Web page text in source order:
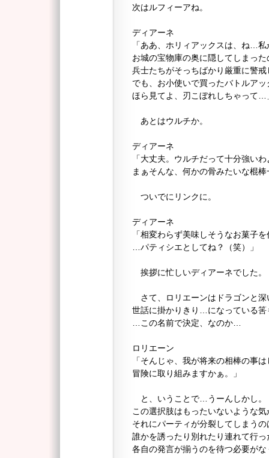
次はルフィーアね。
ディアーネ
「ああ、ホリィアックスは、ね…
お城の宝物庫の奥に隠してしまった
兵士たちがそっちばかり厳重に警
でも、お小使いで買ったバトルア
ほら見てよ、刃こぼれしちゃって…
あとはウルチか。
ディアーネ
「大丈夫。ウルチだって十分強い
まぁそんな、何かの骨みたいな棍
ついでにリンクに。
ディアーネ
「相変わらず美味しそうなお菓子
…パティシエとしてね？（笑）」
挨拶に忙しいディアーネでした。
さて、ロリエーンはドラゴンと
世話に掛かりきり…になっている筈
…この名前で決定、なのか…
ロリエーン
「そんじゃ、我が将来の相棒の事
冒険に取り組みますかぁ。」
と、いうことで…うーんしかし。
この選択肢はもったいないような
それにパーティが分裂してしまう
誰かを誘ったり別れたり連れて行
各自の発言が揃うのを待つ必要が